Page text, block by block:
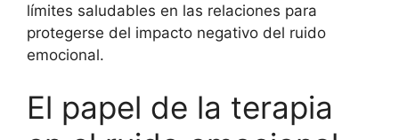
límites saludables en las relaciones para
protegerse del impacto negativo del ruido
emocional.
El papel de la terapia